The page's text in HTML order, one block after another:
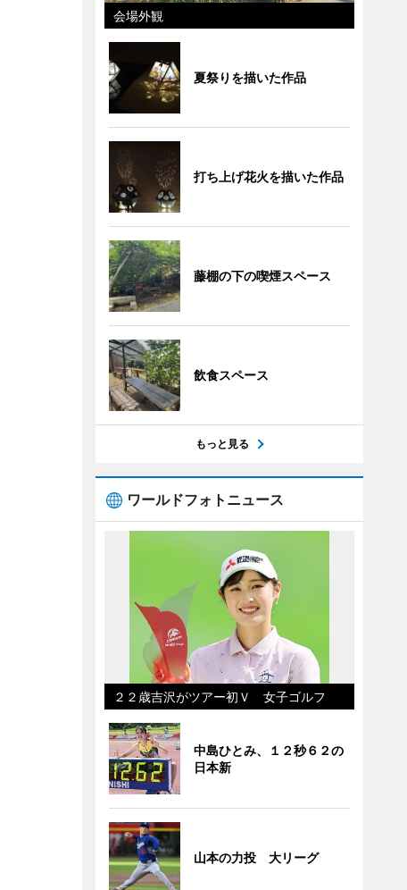
会場外観
夏祭りを描いた作品
打ち上げ花火を描いた作品
藤棚の下の喫煙スペース
飲食スペース
もっと見る
ワールドフォトニュース
２２歳吉沢がツアー初Ｖ 女子ゴルフ
中島ひとみ、１２秒６２の
日本新
山本の力投 大リーグ